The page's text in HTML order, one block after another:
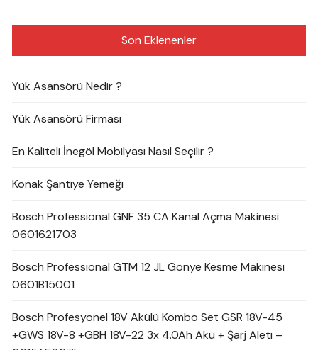
Son Eklenenler
Yük Asansörü Nedir ?
Yük Asansörü Firması
En Kaliteli İnegöl Mobilyası Nasıl Seçilir ?
Konak Şantiye Yemeği
Bosch Professional GNF 35 CA Kanal Açma Makinesi
0601621703
Bosch Professional GTM 12 JL Gönye Kesme Makinesi
0601B15001
Bosch Profesyonel 18V Akülü Kombo Set GSR 18V-45
+GWS 18V-8 +GBH 18V-22 3x 4.0Ah Akü + Şarj Aleti –